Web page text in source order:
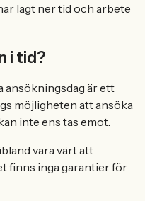
lagt ner tid och arbete
i tid?
ansökningsdag är ett
möjligheten att ansöka
inte ens tas emot.
vara värt att
finns inga garantier för